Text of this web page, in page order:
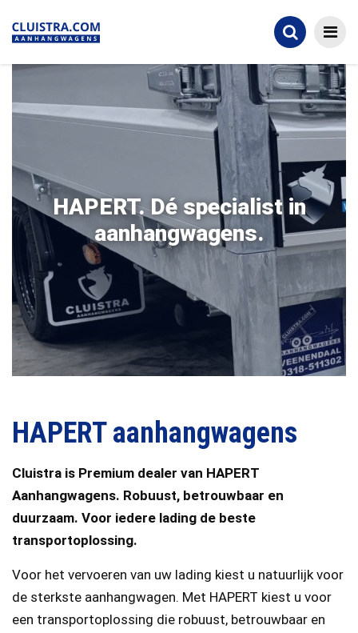
HAPERT. Dé specialist in
aanhangwagens.
HAPERT aanhangwagens
Cluistra is Premium dealer van HAPERT
Aanhangwagens. Robuust, betrouwbaar en
duurzaam. Voor iedere lading de beste
transportoplossing.
Voor het vervoeren van uw lading kiest u natuurlijk voor
de sterkste aanhangwagen. Met HAPERT kiest u voor
een transportoplossing die robuust, betrouwbaar en